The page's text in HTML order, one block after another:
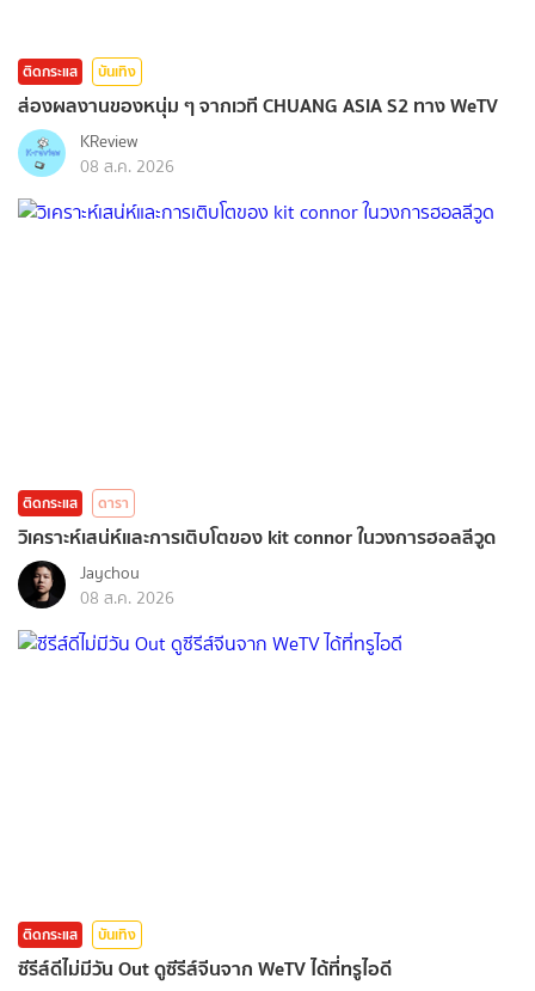
ติดกระแส บันเทิง
ส่องผลงานของหนุ่ม ๆ จากเวที CHUANG ASIA S2 ทาง WeTV
KReview
08 ส.ค. 2026
ติดกระแส ดารา
วิเคราะห์เสน่ห์และการเติบโตของ kit connor ในวงการฮอลลีวูด
Jaychou
08 ส.ค. 2026
ติดกระแส บันเทิง
ซีรีส์ดีไม่มีวัน Out ดูซีรีส์จีนจาก WeTV ได้ที่ทรูไอดี